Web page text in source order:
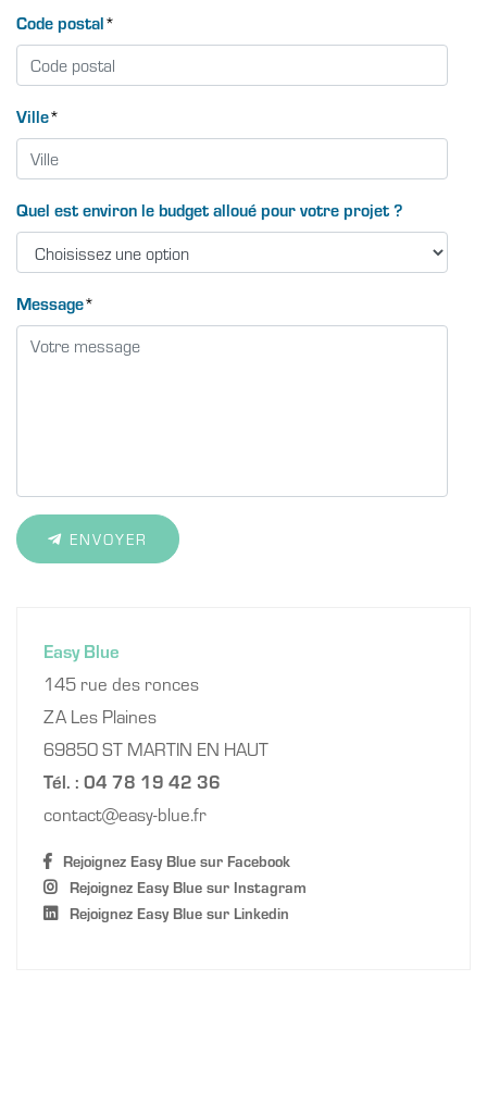
Code postal*
Ville*
Quel est environ le budget alloué pour votre projet ?
Message*
ENVOYER
Easy Blue
145 rue des ronces
ZA Les Plaines
69850 ST MARTIN EN HAUT
Tél. : 04 78 19 42 36
contact
easy-blue.fr
Rejoignez Easy Blue sur Facebook
Rejoignez Easy Blue sur Instagram
Rejoignez Easy Blue sur Linkedin